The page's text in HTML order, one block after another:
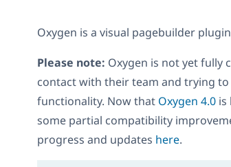
Oxygen is a visual pagebuilder
Please note: Oxygen is not yet fully
contact with their team and trying
functionality. Now that Oxygen 4.0 is
some partial compatibility
progress and updates here.